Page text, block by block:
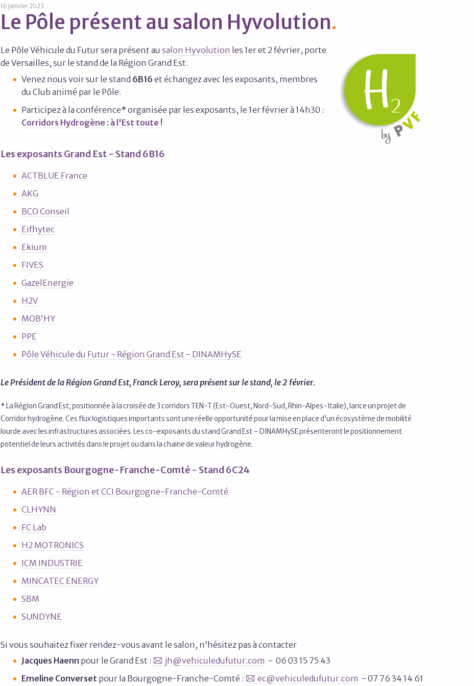
16 janvier 2023
Le Pôle présent au salon Hyvolution
Le Pôle Véhicule du Futur sera présent au salon Hyvolution les 1er et 2 février, porte
de Versailles, sur le stand de la Région Grand Est.
Venez nous voir sur le stand 6B16 et échangez avec les exposants, membres
du Club animé par le Pôle.
Participez à la conférence* organisée par les exposants, le 1er février à 14h30 :
Corridors Hydrogène : à l'Est toute !
Les exposants Grand Est - Stand 6B16
ACTBLUE France
AKG
BCO Conseil
Eifhytec
Ekium
FIVES
GazelEnergie
H2V
MOB'HY
PPE
Pôle Véhicule du Futur - Région Grand Est - DINAMHySE
Le Président de la Région Grand Est, Franck Leroy, sera présent sur le stand, le 2 février.
* La Région Grand Est, positionnée à la croisée de 3 corridors TEN-T (Est-Ouest, Nord-Sud, Rhin-Alpes-Italie), lance un projet de
Corridor hydrogène. Ces flux logistiques importants sont une réelle opportunité pour la mise en place d’un écosystème de mobilité
lourde avec les infrastructures associées. Les co-exposants du stand Grand Est – DINAMHySE présenteront le positionnement
potentiel de leurs activités dans le projet ou dans la chaine de valeur hydrogène.
Les exposants Bourgogne-Franche-Comté - Stand 6C24
AER BFC - Région et CCI Bourgogne-Franche-Comté
CLHYNN
FC Lab
H2 MOTRONICS
ICM INDUSTRIE
MINCATEC ENERGY
SBM
SUNDYNE
Si vous souhaitez fixer rendez-vous avant le salon, n'hésitez pas à contacter
Jacques Haenn pour le Grand Est : jh@vehiculedufutur.com - 06 03 15 75 43
Emeline Converset pour la Bourgogne-Franche-Comté : ec@vehiculedufutur.com - 07 76 34 14 61